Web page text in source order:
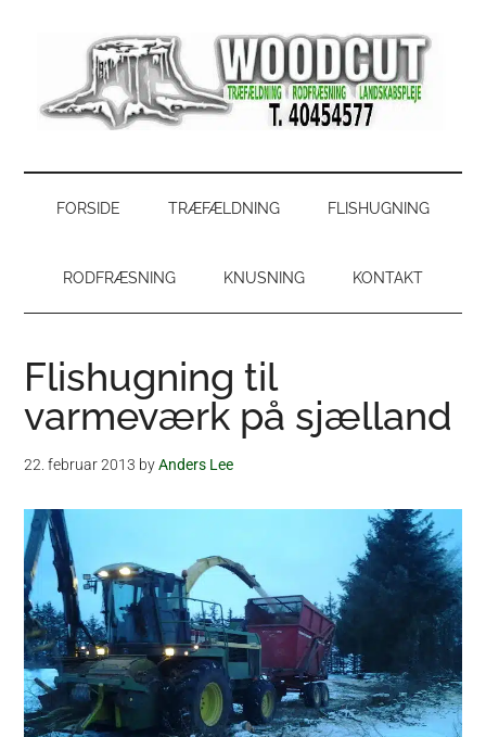
primær
footer
WoodCut
park
FORSIDE TRÆFÆLDNING FLISHUGNING
RODFRÆSNING KNUSNING KONTAKT
Flishugning til
varmeværk på sjælland
22. februar 2013 byAnders Lee